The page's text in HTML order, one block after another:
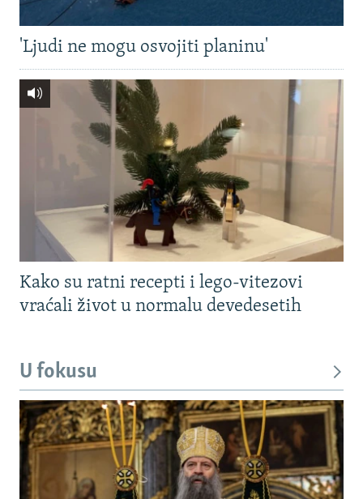
'Ljudi ne mogu osvojiti planinu'
Kako su ratni recepti i lego-vitezovi
vraćali život u normalu devedesetih
U fokusu